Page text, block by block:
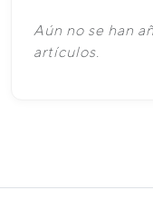
Aún no se han
artículos.